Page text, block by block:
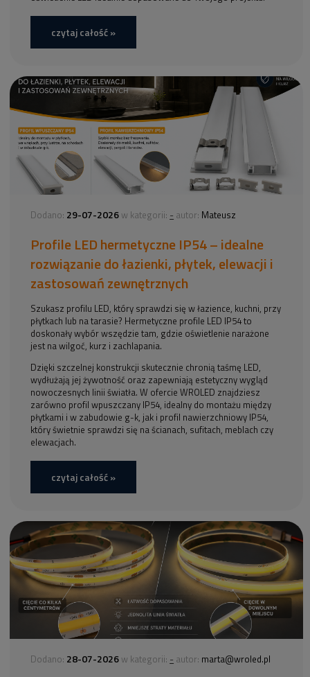
czytaj całość »
Dodano: 29-07-2026 w kategorii: - autor: Mateusz
Profile LED hermetyczne IP54 – idealne
rozwiązanie do łazienki, płytek, elewacji i
zastosowań zewnętrznych
Szukasz profilu LED, który sprawdzi się w łazience, kuchni, przy
płytkach lub na tarasie? Hermetyczne profile LED IP54 to
doskonały wybór wszędzie tam, gdzie oświetlenie narażone
jest na wilgoć, kurz i zachlapania.
Dzięki szczelnej konstrukcji skutecznie chronią taśmę LED,
wydłużają jej żywotność oraz zapewniają estetyczny wygląd
nowoczesnych linii światła. W ofercie WROLED znajdziesz
zarówno profil wpuszczany IP54, idealny do montażu między
płytkami i w zabudowie g-k, jak i profil nawierzchniowy IP54,
który świetnie sprawdzi się na ścianach, sufitach, meblach czy
elewacjach.
czytaj całość »
Dodano: 28-07-2026 w kategorii: - autor: marta@wroled.pl